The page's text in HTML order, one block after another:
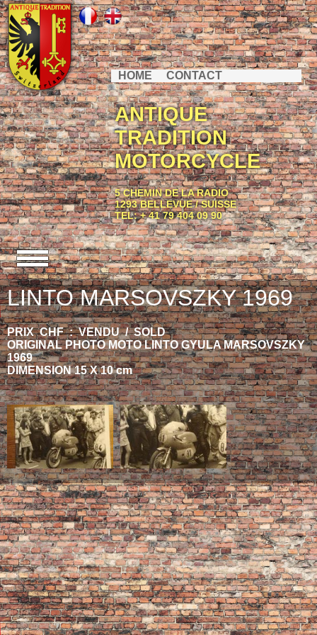
HOME CONTACT
ANTIQUE
TRADITION
MOTORCYCLE
5 CHEMIN DE LA RADIO
1293 BELLEVUE / SUISSE
TEL: + 41 79 404 09 90
LINTO MARSOVSZKY 1969
PRIX CHF : VENDU / SOLD
ORIGINAL PHOTO MOTO LINTO GYULA MARSOVSZKY
1969
DIMENSION 15 X 10 cm